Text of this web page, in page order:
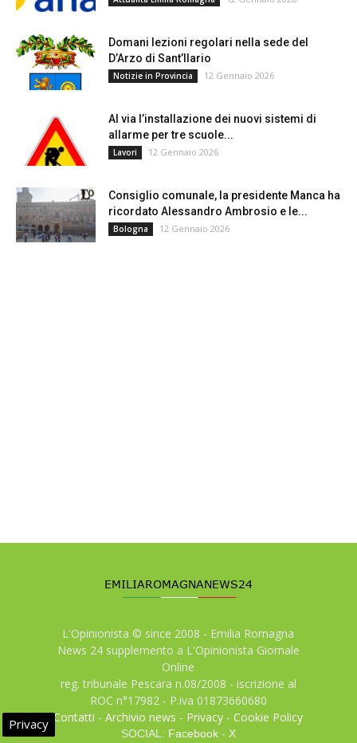
Domani lezioni regolari nella sede del
D’Arzo di Sant’Ilario
Notizie in Provincia 12 Gennaio 2026
Al via l’installazione dei nuovi sistemi di
allarme per tre scuole...
Lavori 12 Gennaio 2026
Consiglio comunale, la presidente Manca ha
ricordato Alessandro Ambrosio e le...
Bologna 12 Gennaio 2026
L'Opinionista © since 2008 - Emilia Romagna
News 24 supplemento a L'Opinionista Giornale
Online
reg. tribunale Pescara n.08/2008 - iscrizione al
ROC n°17982 - P.iva 01873660680
Contatti -Archivio news - Privacy -Cookie Policy
SOCIAL: Facebook- X
Privacy